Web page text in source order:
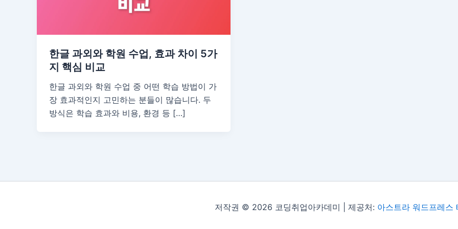
한글 과외와 학원 수업, 효과 차이 5가
지 핵심 비교
한글 과외와 학원 수업 중 어떤 학습 방법이 가
장 효과적인지 고민하는 분들이 많습니다. 두
방식은 학습 효과와 비용, 환경 등 […]
저작권 © 2026 코딩취업아카데미 | 제공처: 아스트라 워드프레스